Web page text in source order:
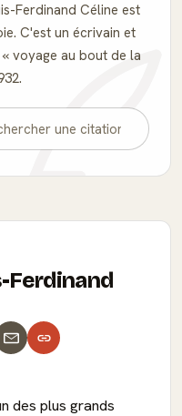
Ferdinand Céline est
C'est un écrivain et
voyage au bout de la
Ferdinand
des plus grands